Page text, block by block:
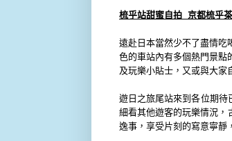
梳乎站甜蜜自拍 京都梳乎
遠赴日本當然少不了盡情吃
色的車站內有多個熱門景點
及玩樂小貼士， 又或與大家
遊日之旅尾站來到各位期待
細看其他遊客的玩樂情況，
逸事，享受片刻的寫意寧靜，